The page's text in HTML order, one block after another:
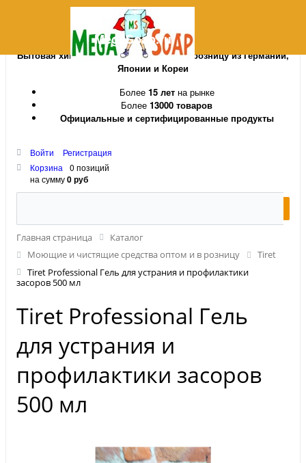
MegaSoap.ru
Бытовая химия и косметика оптом и в розницу из Германии,
Японии и Кореи
Более 15 летна рынке
Более 13000 товаров
Официальные и сертифицированные продукты
Войти
Регистрация
Корзина
0 позиций
на сумму0 руб
Главная страница
Каталог
Моющие и чистящие средства оптом и в розницу
Tiret
Tiret Professional Гель для устрания и профилактики
засоров 500 мл
Tiret Professional Гель
для устрания и
профилактики засоров
500 мл